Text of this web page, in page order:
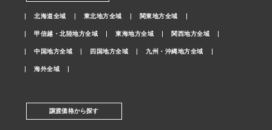
北海道全域 東北地方全域 関東地方全域
甲信越・北陸地方全域 東海地方全域 関西地方全域
中国地方全域 四国地方全域 九州・沖縄地方全域
海外全域
譲渡価格から探す